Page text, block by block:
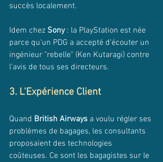
succès localement.
Idem chez Sony : la PlayStation est née
parce qu'un PDG a accepté d'écouter un
ingénieur "rebelle" (Ken Kutaragi) contre
l'avis de tous ses directeurs.
3. L'Expérience Client
Quand British Airways a voulu régler ses
problèmes de bagages, les consultants
proposaient des technologies
coûteuses. Ce sont les bagagistes sur le